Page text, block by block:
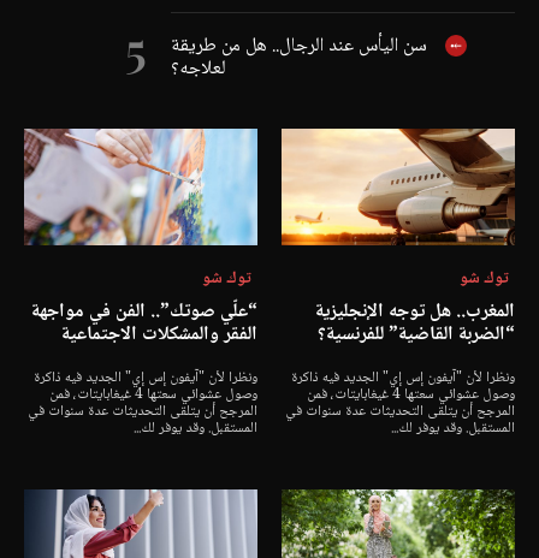
سن اليأس عند الرجال.. هل من طريقة
لعلاجه؟
توك شو
المغرب.. هل توجه الإنجليزية
“الضربة القاضية” للفرنسية؟
ونظرا لأن "آيفون إس إي" الجديد فيه ذاكرة
وصول عشوائي سعتها 4 غيغابايتات، فمن
المرجح أن يتلقى التحديثات عدة سنوات في
المستقبل. وقد يوفر لك...
توك شو
“علّي صوتك”.. الفن في مواجهة
الفقر والمشكلات الاجتماعية
ونظرا لأن "آيفون إس إي" الجديد فيه ذاكرة
وصول عشوائي سعتها 4 غيغابايتات، فمن
المرجح أن يتلقى التحديثات عدة سنوات في
المستقبل. وقد يوفر لك...